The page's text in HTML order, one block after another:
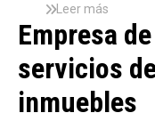
Leer más
o
b
e
L
o
Empresa
servicios
inmuebles